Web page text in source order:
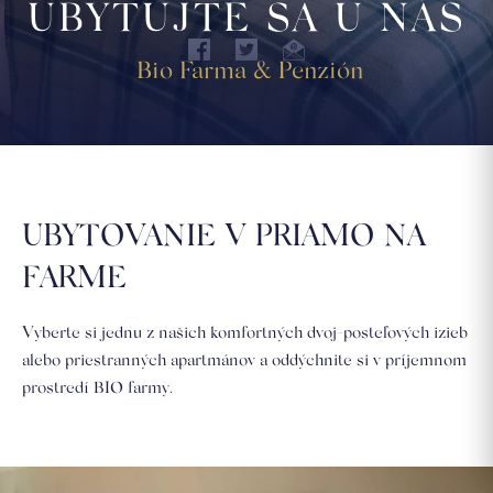
UBYTUJTE SA U NÁS
Bio Farma & Penzión
UBYTOVANIE V PRIAMO NA
FARME
Vyberte si jednu z našich komfortných dvoj-posteľových izieb
alebo priestranných apartmánov a oddýchnite si v príjemnom
prostredí BIO farmy.